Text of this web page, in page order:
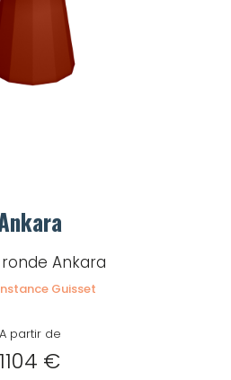
Ankara
Guisset
A partir de
1104 €